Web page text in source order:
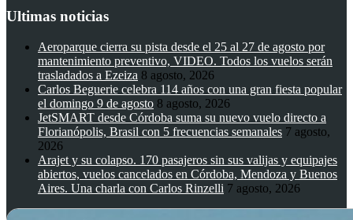
Ultimas noticias
Aeroparque cierra su pista desde el 25 al 27 de agosto por
mantenimiento preventivo, VIDEO. Todos los vuelos serán
trasladados a Ezeiza 8 agosto, 2026
Carlos Beguerie celebra 114 años con una gran fiesta popular
el domingo 9 de agosto 8 agosto, 2026
JetSMART desde Córdoba suma su nuevo vuelo directo a
Florianópolis, Brasil con 5 frecuencias semanales 7 agosto,
2026
Arajet y su colapso. 170 pasajeros sin sus valijas y equipajes
abiertos, vuelos cancelados en Córdoba, Mendoza y Buenos
Aires. Una charla con Carlos Rinzelli 7 agosto, 2026